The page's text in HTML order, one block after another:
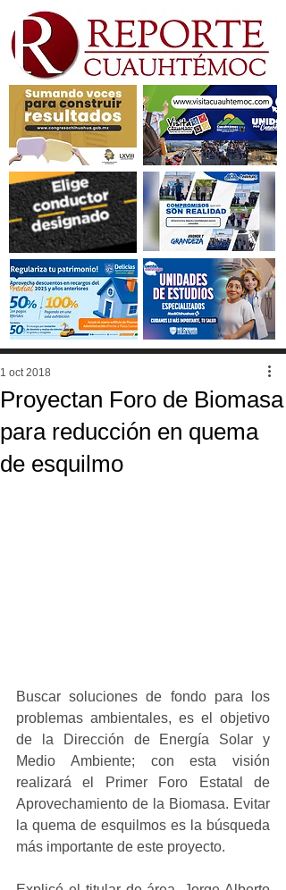
Proyectan Foro de Biomasa
para reducción en quema
de esquilmo
1 oct 2018
Buscar soluciones de fondo para los
problemas ambientales, es el objetivo
de la Dirección de Energía Solar y
Medio Ambiente; con esta visión
realizará el Primer Foro Estatal de
Aprovechamiento de la Biomasa. Evitar
la quema de esquilmos es la búsqueda
más importante de este proyecto.